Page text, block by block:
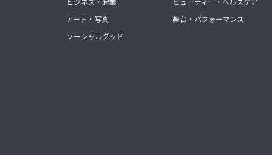
アート・写真
ソーシャルグッド
舞台・パフォーマンス